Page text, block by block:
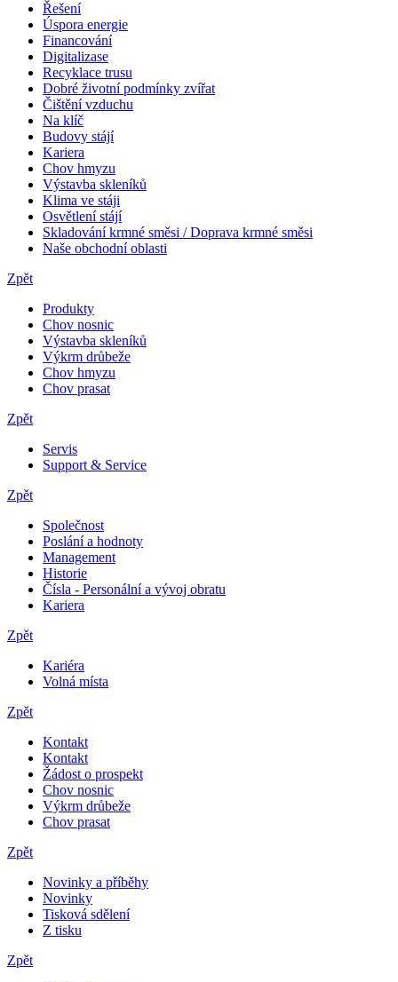
Řešení
Úspora energie
Financování
Digitalizase
Recyklace trusu
Dobré životní podmínky zvířat
Čištění vzduchu
Na klíč
Budovy stájí
Kariera
Chov hmyzu
Výstavba skleníků
Klima ve stáji
Osvětlení stájí
Skladování krmné směsi / Doprava krmné směsi
Naše obchodní oblasti
Zpět
Produkty
Chov nosnic
Výstavba skleníků
Výkrm drůbeže
Chov hmyzu
Chov prasat
Zpět
Servis
Support & Service
Zpět
Společnost
Poslání a hodnoty
Management
Historie
Čísla - Personální a vývoj obratu
Kariera
Zpět
Kariéra
Volná místa
Zpět
Kontakt
Kontakt
Žádost o prospekt
Chov nosnic
Výkrm drůbeže
Chov prasat
Zpět
Novinky a příběhy
Novinky
Tisková sdělení
Z tisku
Zpět